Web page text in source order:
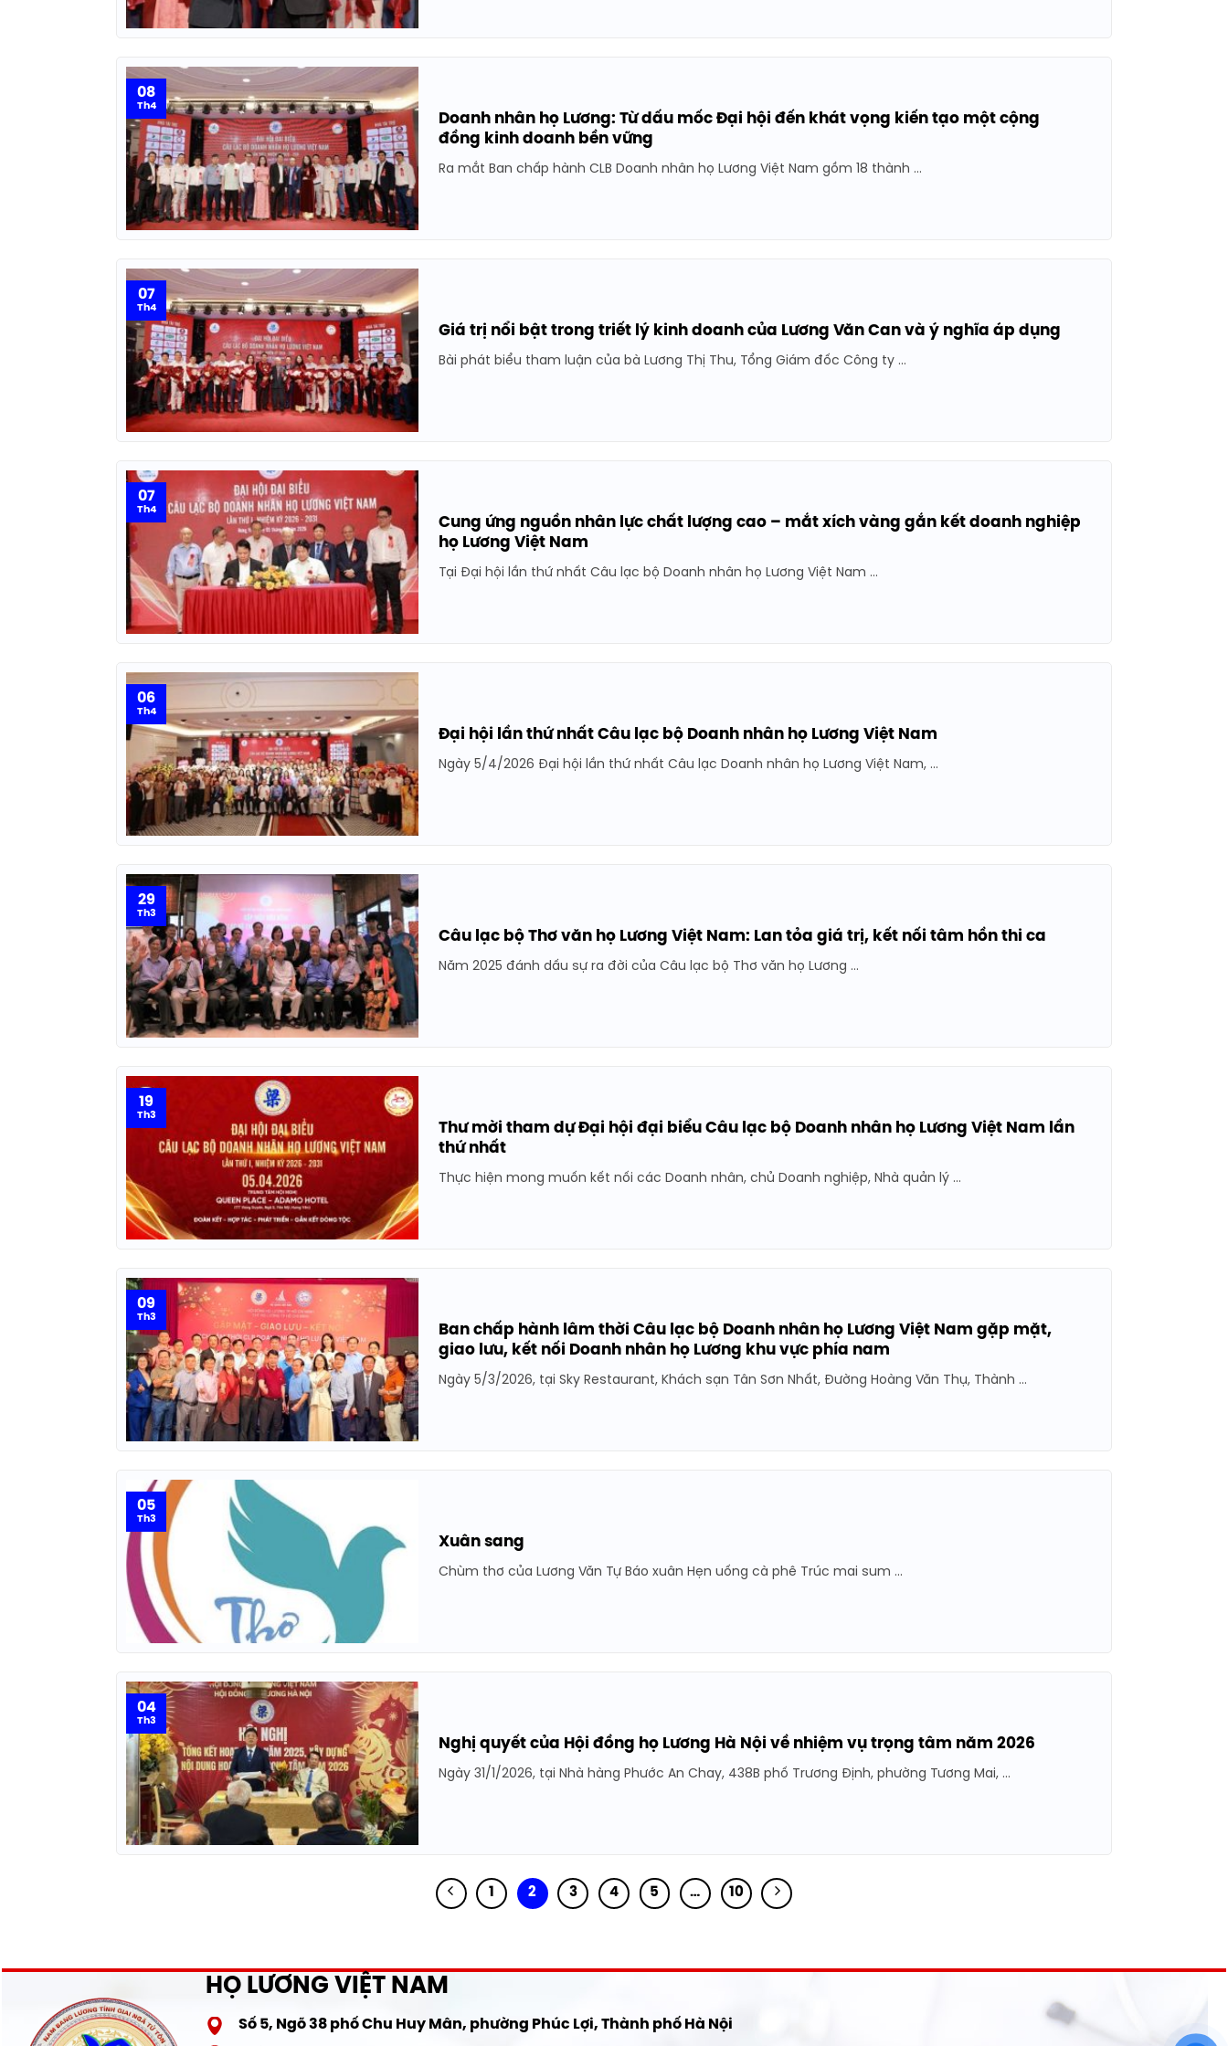
Doanh nhân họ Lương: Từ dấu mốc Đại hội đến khát vọng kiến tạo một cộng
đồng kinh doanh bền vững
Ra mắt Ban chấp hành CLB Doanh nhân họ Lương Việt Nam gồm 18 thành ...
08
Th4
Giá trị nổi bật trong triết lý kinh doanh của Lương Văn Can và ý nghĩa áp dụng
Bài phát biểu tham luận của bà Lương Thị Thu, Tổng Giám đốc Công ty ...
07
Th4
Cung ứng nguồn nhân lực chất lượng cao – mắt xích vàng gắn kết doanh nghiệp
họ Lương Việt Nam
Tại Đại hội lần thứ nhất Câu lạc bộ Doanh nhân họ Lương Việt Nam ...
07
Th4
Đại hội lần thứ nhất Câu lạc bộ Doanh nhân họ Lương Việt Nam
Ngày 5/4/2026 Đại hội lần thứ nhất Câu lạc Doanh nhân họ Lương Việt Nam, ...
06
Th4
Câu lạc bộ Thơ văn họ Lương Việt Nam: Lan tỏa giá trị, kết nối tâm hồn thi ca
Năm 2025 đánh dấu sự ra đời của Câu lạc bộ Thơ văn họ Lương ...
29
Th3
Thư mời tham dự Đại hội đại biểu Câu lạc bộ Doanh nhân họ Lương Việt Nam lần
thứ nhất
Thực hiện mong muốn kết nối các Doanh nhân, chủ Doanh nghiệp, Nhà quản lý ...
19
Th3
Ban chấp hành lâm thời Câu lạc bộ Doanh nhân họ Lương Việt Nam gặp mặt,
giao lưu, kết nối Doanh nhân họ Lương khu vực phía nam
Ngày 5/3/2026, tại Sky Restaurant, Khách sạn Tân Sơn Nhất, Đường Hoàng Văn Thụ, Thành ...
09
Th3
Xuân sang
Chùm thơ của Lương Văn Tự Báo xuân Hẹn uống cà phê Trúc mai sum ...
05
Th3
Nghị quyết của Hội đồng họ Lương Hà Nội về nhiệm vụ trọng tâm năm 2026
Ngày 31/1/2026, tại Nhà hàng Phước An Chay, 438B phố Trương Định, phường Tương Mai, ...
04
Th3
1 2 3 4 5 … 10
HỌ LƯƠNG VIỆT NAM
Số 5, Ngõ 38 phố Chu Huy Mân, phường Phúc Lợi, Thành phố Hà Nội